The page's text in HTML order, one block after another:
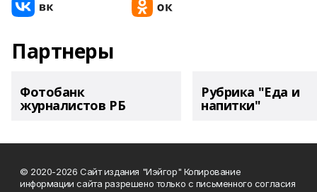
Партнеры
Фотобанк
журналистов РБ
Рубрика "Еда и
напитки"
© 2020-2026 Сайт издания "Иэйгор" Копирование
информации сайта разрешено только с письменного согласия